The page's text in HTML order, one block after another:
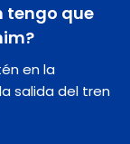
tengo que
en la
salida del tren